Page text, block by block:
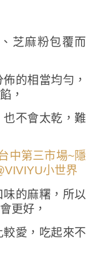
芝麻粉包覆而
的相當均勻，
，
不會太乾，難
的麻糬，所以
更好，
愛，吃起來不